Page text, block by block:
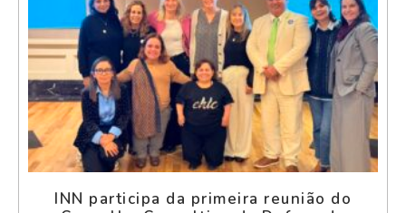
INN participa da primeira reunião do